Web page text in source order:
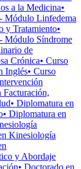
a la Medicina•
Módulo Linfedema
y Tratamiento•
Módulo Síndrome
de
Crónica• Curso
Inglés• Curso
Facturación,
• Diplomatura en
• Diplomatura en
Kinesiología
y Abordaje
• Doctorado en